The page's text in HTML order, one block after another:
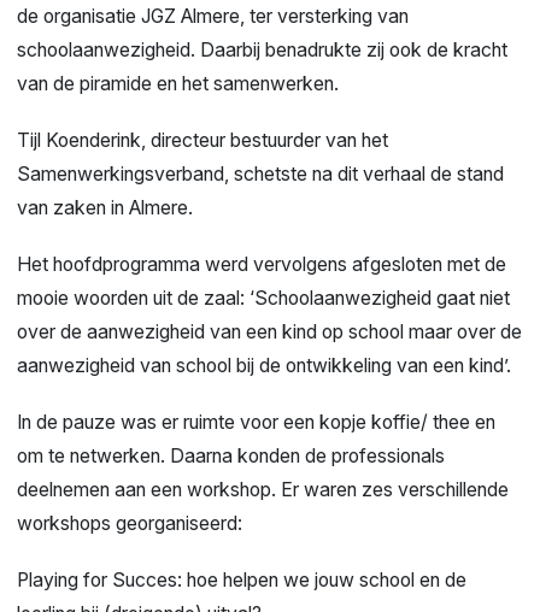
de organisatie JGZ Almere, ter versterking van
schoolaanwezigheid. Daarbij benadrukte zij ook de kracht
van de piramide en het samenwerken.
Tijl Koenderink, directeur bestuurder van het
Samenwerkingsverband, schetste na dit verhaal de stand
van zaken in Almere.
Het hoofdprogramma werd vervolgens afgesloten met de
mooie woorden uit de zaal: ‘Schoolaanwezigheid gaat niet
over de aanwezigheid van een kind op school maar over de
aanwezigheid van school bij de ontwikkeling van een kind’.
In de pauze was er ruimte voor een kopje koffie/ thee en
om te netwerken. Daarna konden de professionals
deelnemen aan een workshop. Er waren zes verschillende
workshops georganiseerd:
Playing for Succes: hoe helpen we jouw school en de